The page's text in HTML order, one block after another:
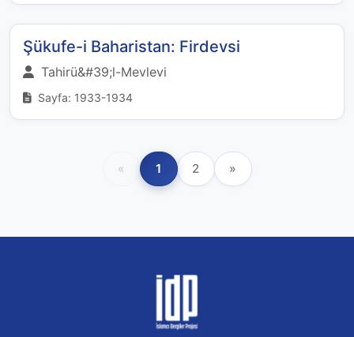
Şükufe-i Baharistan: Firdevsi
Tahirü&#39;l-Mevlevi
Sayfa: 1933-1934
« 1 2 »